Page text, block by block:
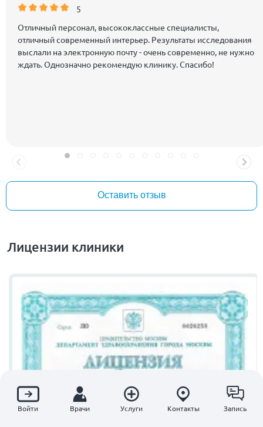
5
Отличный персонал, высококлассные специалисты,
отличный современный интерьер. Результаты исследования
выслали на электронную почту - очень современно, не нужно
ждать. Однозначно рекомендую клинику. Спасибо!
Оставить отзыв
Лицензии клиники
Войти Врачи Услуги Контакты Запись